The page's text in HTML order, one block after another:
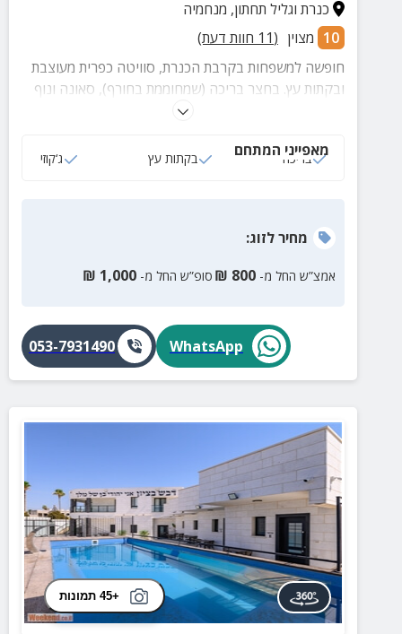
כנרת וגליל תחתון, מנחמיה
10 מצוין (
11 חוות דעת)
חופשה למשפחות בקרבת הכנרת, סוויטה כפרית מעוצבת
ובקתות עץ. בחצר בריכה (שמחוממת בחורף), סאונה ונוף
מאפייני המתחם
בריכה בקתות עץ ג‘קוזי
מחירלזוג:
אמצ”ש החל מ- 800
₪ סופ”ש החל מ- 1,000
₪
WhatsApp
053-7931490
+45 תמונות